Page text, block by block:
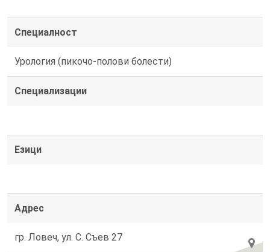
Специалност
Урология (пикочо-полови болести)
Специализации
Езици
Адрес
гр. Ловеч, ул. С. Съев 27